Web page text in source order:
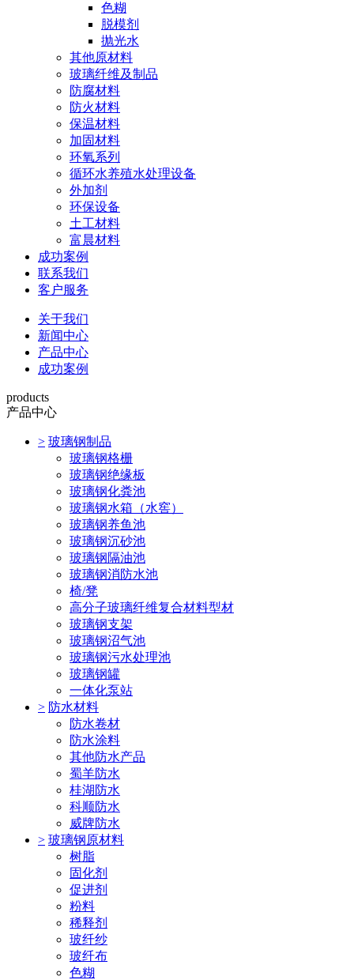
色糊
脱模剂
抛光水
其他原材料
玻璃纤维及制品
防腐材料
防火材料
保温材料
加固材料
环氧系列
循环水养殖水处理设备
外加剂
环保设备
土工材料
富晨材料
成功案例
联系我们
客户服务
关于我们
新闻中心
产品中心
成功案例
products
产品中心
> 玻璃钢制品
玻璃钢格栅
玻璃钢绝缘板
玻璃钢化粪池
玻璃钢水箱（水窖）
玻璃钢养鱼池
玻璃钢沉砂池
玻璃钢隔油池
玻璃钢消防水池
椅/凳
高分子玻璃纤维复合材料型材
玻璃钢支架
玻璃钢沼气池
玻璃钢污水处理池
玻璃钢罐
一体化泵站
> 防水材料
防水卷材
防水涂料
其他防水产品
蜀羊防水
桂湖防水
科顺防水
威牌防水
> 玻璃钢原材料
树脂
固化剂
促进剂
粉料
稀释剂
玻纤纱
玻纤布
色糊